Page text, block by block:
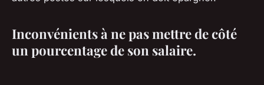
Inconvénients à ne pas mettre de côté
un pourcentage de son salaire.